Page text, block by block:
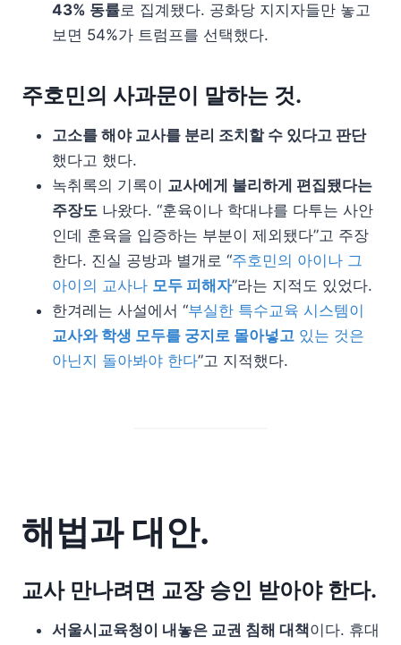
43% 동률로 집계됐다. 공화당 지지자들만 놓고
보면 54%가 트럼프를 선택했다.
주호민의 사과문이 말하는 것.
고소를 해야 교사를 분리 조치할 수 있다고 판단
했다고 했다.
녹취록의 기록이 교사에게 불리하게 편집됐다는
주장도 나왔다. “훈육이나 학대냐를 다투는 사안
인데 훈육을 입증하는 부분이 제외됐다”고 주장
한다. 진실 공방과 별개로 “주호민의 아이나 그
아이의 교사나 모두 피해자”라는 지적도 있었다.
한겨레는 사설에서 “부실한 특수교육 시스템이
교사와 학생 모두를 궁지로 몰아넣고 있는 것은
아닌지 돌아봐야 한다”고 지적했다.
해법과 대안.
교사 만나려면 교장 승인 받아야 한다.
서울시교육청이 내놓은 교권 침해 대책이다. 휴대